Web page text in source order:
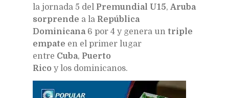
la jornada 5 del Premundial U15, Aruba
sorprende a la República
Dominicana 6 por 4 y genera un triple
empate en el primer lugar
entre Cuba, Puerto
Rico y los dominicanos.